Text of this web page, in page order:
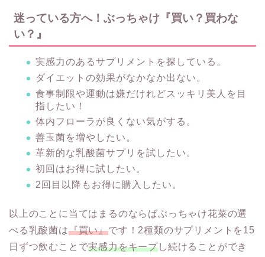
迷っている方へ！ぶっちゃけ『買い？買わな
い？』
実感力のあるサプリメントを探している。
ダイエットの効果がなかなか出ない。
食事制限や運動は嫌だけれどスッキリ美人を目
指したい！
体内フローラが良くない気がする。
善玉菌を増やしたい。
革新的な乳酸菌サプリを試したい。
初回はお得に試したい。
2回目以降もお得に購入したい。
以上のことに当てはまるのならばぶっちゃけ花菜の選
べる乳酸菌は『買い』です！2種類のサプリメントを15
日ずつ飲むことで実感力をキープし続けることができ